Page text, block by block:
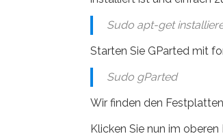
Sudo apt-get
Starten Sie GParted mit
Sudo gParted
Wir finden den
Klicken Sie nun im